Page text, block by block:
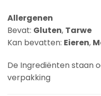
Allergenen
Bevat: Gluten, Tarwe
Kan bevatten: Eieren,
De Ingrediënten staan
verpakking